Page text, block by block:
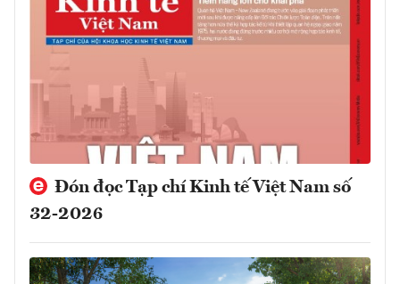
Đón đọc Tạp chí Kinh tế Việt Nam số
32-2026